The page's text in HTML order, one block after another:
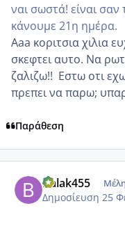
ναι σωστά! είναι
κάνουμε 21η ημέρα.
Aaa κοριτσια χιλια
σκεφτει αυτο. Να
ζαλιζω!! Εστω οτι
πρεπει να παρω;
Παράθεση
Balak455 Μέλη
Δημοσίευση 25